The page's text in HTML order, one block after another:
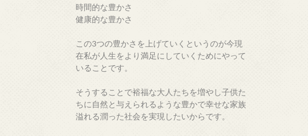
時間的な豊かさ
健康的な豊かさ
この3つの豊かさを上げていくというのが今現
在私が人生をより満足にしていくためにやって
いることです。
そうすることで裕福な大人たちを増やし子供た
ちに自然と与えられるような豊かで幸せな家族
溢れる潤った社会を実現したいからです。